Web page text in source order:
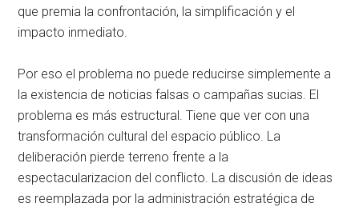
que premia la confrontación, la simplificación y el
impacto inmediato.
Por eso el problema no puede reducirse simplemente a
la existencia de noticias falsas o campañas sucias. El
problema es más estructural. Tiene que ver con una
transformación cultural del espacio público. La
deliberación pierde terreno frente a la
espectacularizacion del conflicto. La discusión de ideas
es reemplazada por la administración estratégica de